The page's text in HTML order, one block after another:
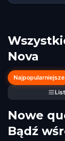
Nova
Najpopularniejsze
Nowe
Bądź